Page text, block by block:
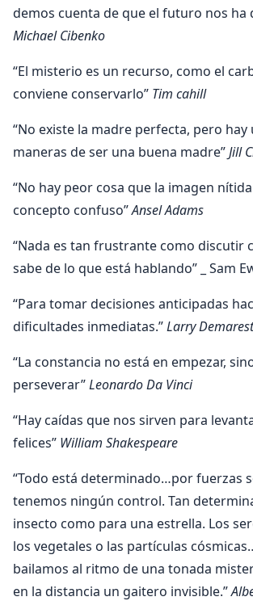
demos cuenta de que el futuro nos ha
Michael Cibenko
“El misterio es un recurso, como el
conviene conservarlo” Tim cahill
“No existe la madre perfecta, pero
maneras de ser una buena madre”Jill
“No hay peor cosa que la imagen
concepto confuso”Ansel Adams
“Nada es tan frustrante como discutir
sabe de lo que está hablando” _ Sam
“Para tomar decisiones anticipadas
dificultades inmediatas.”Larry Demarest
“La constancia no está en empezar,
perseverar”Leonardo Da Vinci
“Hay caídas que nos sirven para
felices” William Shakespeare
“Todo está determinado…por fuerzas
tenemos ningún control. Tan
insecto como para una estrella. Los
los vegetales o las partículas
bailamos al ritmo de una tonada
en la distancia un gaitero invisible.”